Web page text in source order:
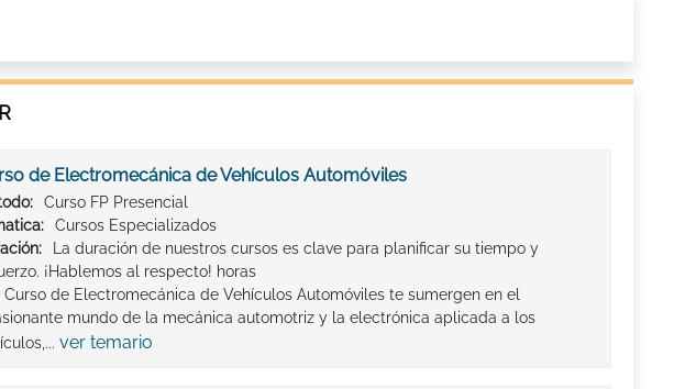
de Electromecánica de Vehículos Automóviles
Curso FP Presencial
Cursos Especializados
La duración de nuestros cursos es clave para planificar su tiempo y
¡Hablemos al respecto! horas
Curso de Electromecánica de Vehículos Automóviles te sumergen en el
mundo de la mecánica automotriz y la electrónica aplicada a los
ver temario